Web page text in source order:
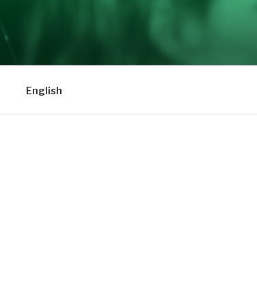
English